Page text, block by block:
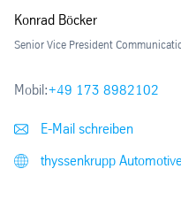
Konrad Böcker
Senior Vice President
Mobil:+49 173 8982102
E-Mail schreiben
thyssenkrupp